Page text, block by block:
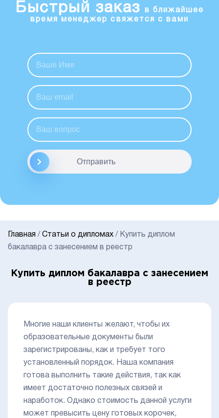
Быстрый заказ
в ближайшее
время менеджер свяжется с вами
Отправить
Главная / Статьи о дипломах / Купить диплом
бакалавра с занесением в реестр
Купить диплом бакалавра с занесением
в реестр
Многие наши клиенты желают, чтобы их
образовательные документы были
зарегистрированы, как и требует того
установленный порядок. Наша компания
готова выполнить такие действия, так как
имеет достаточно полезных связей и
наработок. Однако стоимость данной услуги
может превысить цену готовых корочек,